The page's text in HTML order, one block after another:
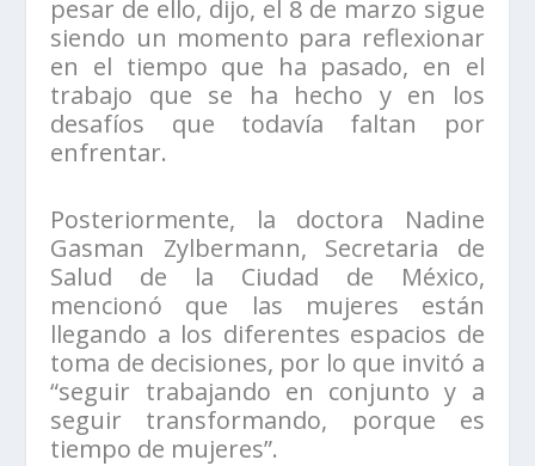
pesar de ello, dijo, el 8 de marzo sigue
siendo un momento para reflexionar
en el tiempo que ha pasado, en el
trabajo que se ha hecho y en los
desafíos que todavía faltan por
enfrentar.
Posteriormente, la doctora Nadine
Gasman Zylbermann, Secretaria de
Salud de la Ciudad de México,
mencionó que las mujeres están
llegando a los diferentes espacios de
toma de decisiones, por lo que invitó a
“seguir trabajando en conjunto y a
seguir transformando, porque es
tiempo de mujeres”.